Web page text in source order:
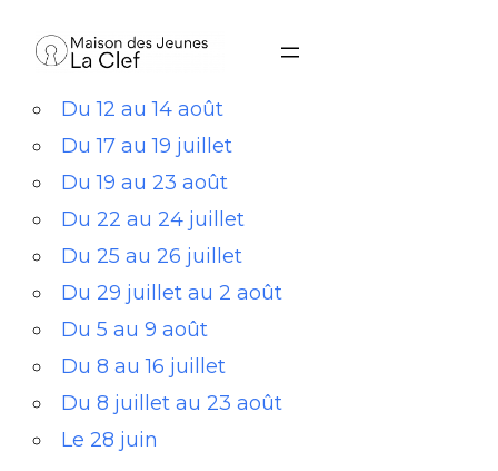
Du 12 au 14 août
Du 17 au 19 juillet
Du 19 au 23 août
Du 22 au 24 juillet
Du 25 au 26 juillet
Du 29 juillet au 2 août
Du 5 au 9 août
Du 8 au 16 juillet
Du 8 juillet au 23 août
Le 28 juin